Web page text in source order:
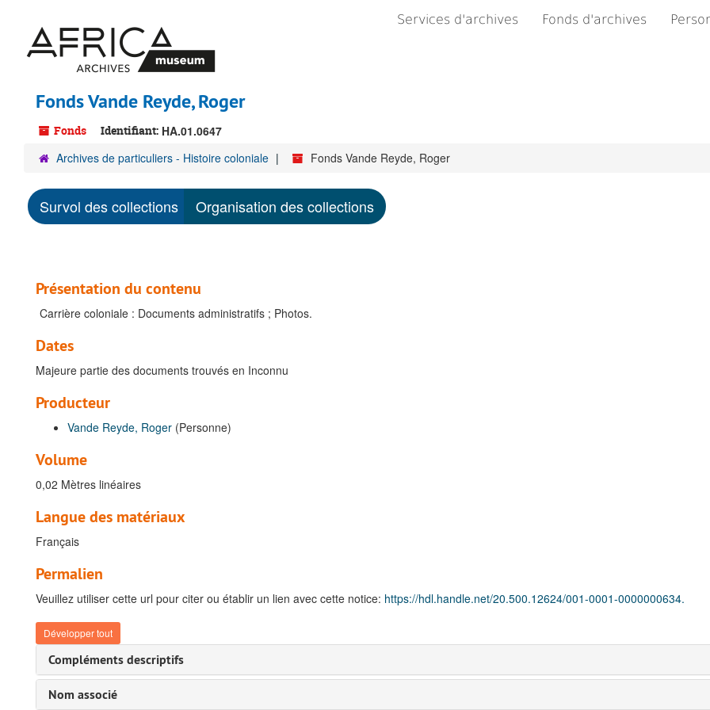
contenu
principal
Services d'archives Fonds d'archives
Fonds Vande Reyde, Roger
Fonds Identifiant: HA.01.0647
Archives de particuliers - Histoire coloniale Fonds Vande Reyde, Roger
Survol des collections Organisation des collections
Présentation du contenu
Carrière coloniale : Documents administratifs ; Photos.
Dates
Majeure partie des documents trouvés en Inconnu
Producteur
Vande Reyde, Roger (Personne)
Volume
0,02 Mètres linéaires
Langue des matériaux
Français
Permalien
Veuillez utiliser cette url pour citer ou établir un lien avec cette notice: https://hdl.handle.net/20.500.12624/001-0001-0000000634.
Développer tout
Compléments descriptifs
Nom associé